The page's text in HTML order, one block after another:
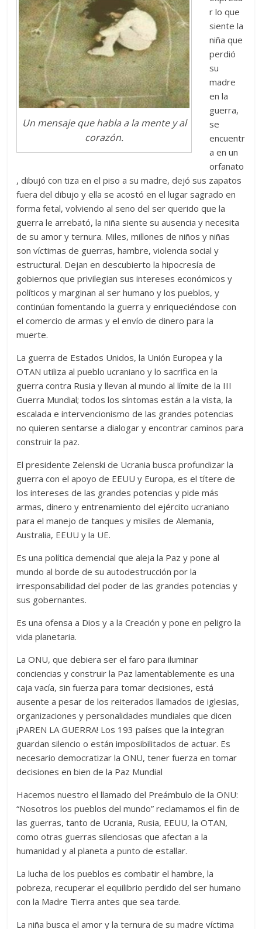
Un mensaje que habla a la mente y al
corazón.
r lo que
siente la
niña que
perdió
su
madre
en la
guerra,
se
encuentr
a en un
orfanato
, dibujó con tiza en el piso a su madre, dejó sus zapatos
fuera del dibujo y ella se acostó en el lugar sagrado en
forma fetal, volviendo al seno del ser querido que la
guerra le arrebató, la niña siente su ausencia y necesita
de su amor y ternura. Miles, millones de niños y niñas
son víctimas de guerras, hambre, violencia social y
estructural. Dejan en descubierto la hipocresía de
gobiernos que privilegian sus intereses económicos y
políticos y marginan al ser humano y los pueblos, y
continúan fomentando la guerra y enriqueciéndose con
el comercio de armas y el envío de dinero para la
muerte.
La guerra de Estados Unidos, la Unión Europea y la
OTAN utiliza al pueblo ucraniano y lo sacrifica en la
guerra contra Rusia y llevan al mundo al límite de la III
Guerra Mundial; todos los síntomas están a la vista, la
escalada e intervencionismo de las grandes potencias
no quieren sentarse a dialogar y encontrar caminos para
construir la paz.
El presidente Zelenski de Ucrania busca profundizar la
guerra con el apoyo de EEUU y Europa, es el títere de
los intereses de las grandes potencias y pide más
armas, dinero y entrenamiento del ejército ucraniano
para el manejo de tanques y misiles de Alemania,
Australia, EEUU y la UE.
Es una política demencial que aleja la Paz y pone al
mundo al borde de su autodestrucción por la
irresponsabilidad del poder de las grandes potencias y
sus gobernantes.
Es una ofensa a Dios y a la Creación y pone en peligro la
vida planetaria.
La ONU, que debiera ser el faro para iluminar
conciencias y construir la Paz lamentablemente es una
caja vacía, sin fuerza para tomar decisiones, está
ausente a pesar de los reiterados llamados de iglesias,
organizaciones y personalidades mundiales que dicen
¡PAREN LA GUERRA! Los 193 países que la integran
guardan silencio o están imposibilitados de actuar. Es
necesario democratizar la ONU, tener fuerza en tomar
decisiones en bien de la Paz Mundial
Hacemos nuestro el llamado del Preámbulo de la ONU:
“Nosotros los pueblos del mundo” reclamamos el fin de
las guerras, tanto de Ucrania, Rusia, EEUU, la OTAN,
como otras guerras silenciosas que afectan a la
humanidad y al planeta a punto de estallar.
La lucha de los pueblos es combatir el hambre, la
pobreza, recuperar el equilibrio perdido del ser humano
con la Madre Tierra antes que sea tarde.
La niña busca el amor y la ternura de su madre víctima